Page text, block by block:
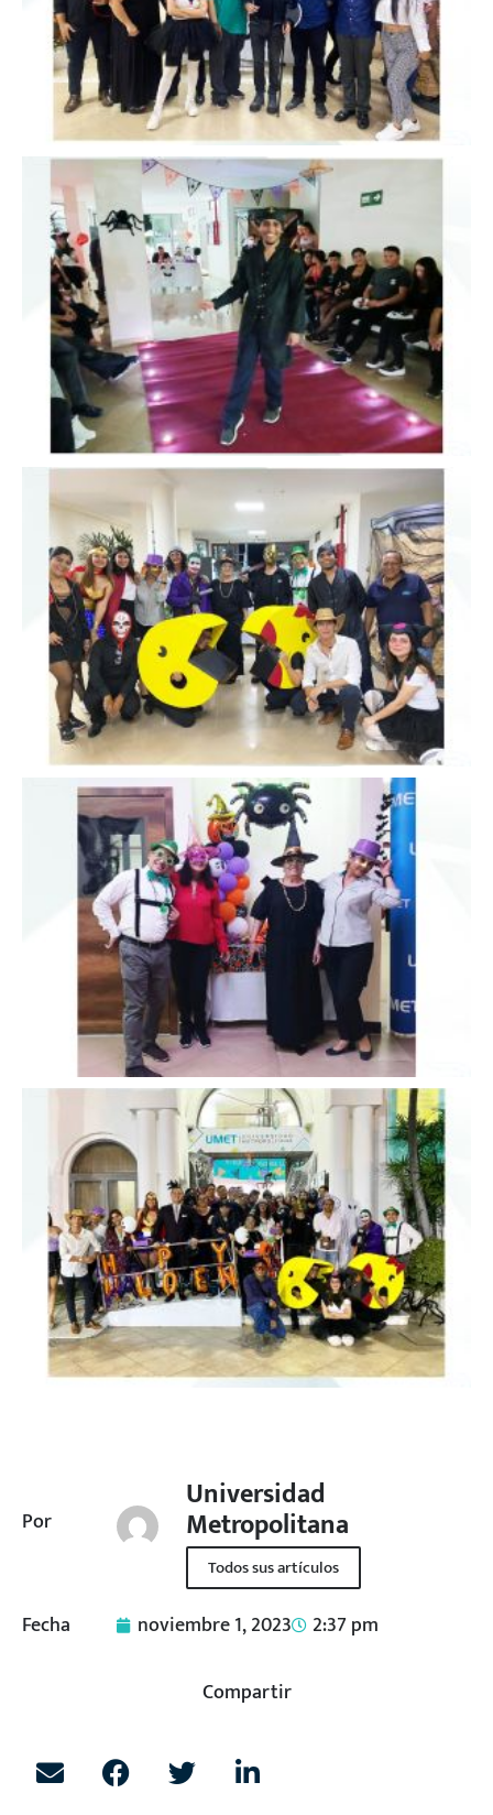
Por
Universidad
Metropolitana
Todos sus artículos
Fecha noviembre 1, 2023 2:37 pm
Compartir